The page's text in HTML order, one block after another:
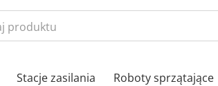
Stacje zasilania Roboty sprzątające